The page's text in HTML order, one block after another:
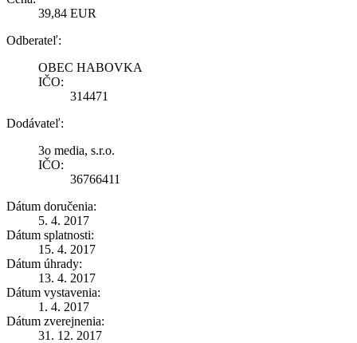
39,84 EUR
Odberateľ:
OBEC HABOVKA
IČO:
314471
Dodávateľ:
3o media, s.r.o.
IČO:
36766411
Dátum doručenia:
5. 4. 2017
Dátum splatnosti:
15. 4. 2017
Dátum úhrady:
13. 4. 2017
Dátum vystavenia:
1. 4. 2017
Dátum zverejnenia:
31. 12. 2017